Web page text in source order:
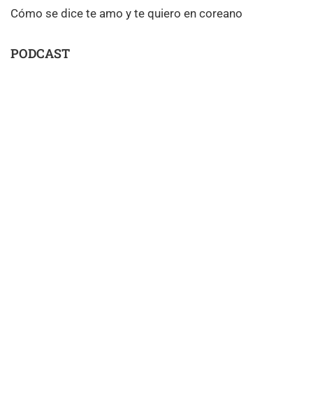
Cómo se dice te amo y te quiero en coreano
PODCAST